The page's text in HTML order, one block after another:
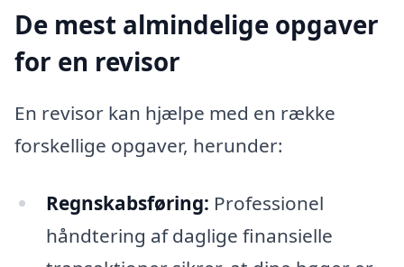
De mest almindelige opgaver
for en revisor
En revisor kan hjælpe med en række
forskellige opgaver, herunder:
Regnskabsføring: Professionel
håndtering af daglige finansielle